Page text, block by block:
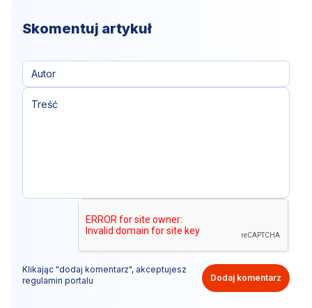
Skomentuj artykuł
Klikając "dodaj komentarz", akceptujesz
regulamin portalu
Dodaj komentarz